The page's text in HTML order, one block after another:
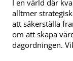
I en värld där
alltmer
att säkerställa
om att skapa
dagordningen.